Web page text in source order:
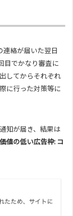
絡が届いた翌日
目でかなり審査に
してからそれぞれ
に行った対策等に
知が届き、結果は
価値の低い広告枠: コ